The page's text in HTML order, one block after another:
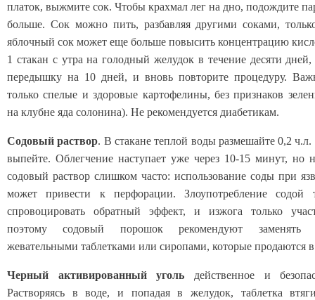
платок, выжмите сок. Чтобы крахмал лег на дно, подождите
больше. Сок можно пить, разбавляя другими соками,
яблочный сок может еще больше повысить концентрацию
1 стакан с утра на голодный желудок в течение десяти дней,
передышку на 10 дней, и вновь повторите процедуру.
только спелые и здоровые картофелины, без признаков
на клубне яда солонина). Не рекомендуется диабетикам.
Содовый раствор. В стакане теплой воды размешайте 0,2
выпейте. Облегчение наступает уже через 10-15 минут, но
содовый раствор слишком часто: использование соды при
может привести к перфорации. Злоупотребление
спровоцировать обратный эффект, и изжога только
поэтому содовый порошок рекомендуют заменять
жевательными таблетками или сиропами, которые продаются в
Черный активированный уголь действенное и
Растворяясь в воде, и попадая в желудок, таблетка